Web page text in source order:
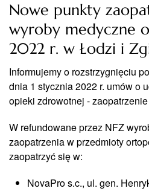
Nowe punkty
wyroby medyczne
2022 r. w Łodzi i
Informujemy o rozstrzygnięciu
dnia 1 stycznia 2022 r. umów o
opieki zdrowotnej -
W refundowane przez NFZ
zaopatrzenia w przedmioty
zaopatrzyć się w:
NovaPro s.c., ul. gen.